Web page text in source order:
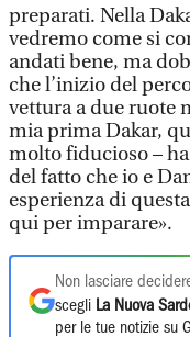
preparati. Nella
vedremo come si
andati bene, ma
che l’inizio del
vettura a due ruote
mia prima Dakar,
molto fiducioso –
del fatto che io e
esperienza di
qui per imparare».
Non lasciare
scegli La Nuova
per le tue notizie su